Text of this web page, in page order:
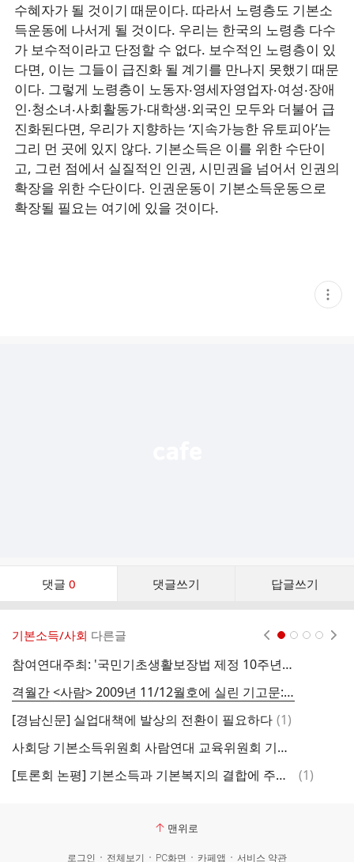
수혜자가 될 것이기 때문이다. 따라서 노령층도 기본소
득운동에 나서게 될 것이다. 우리는 한국의 노령층 다수
가 보수적이라고 단정할 수 없다. 보수적인 노령층이 있
다면, 이는 그들이 급진화 될 계기를 만나지 못했기 때문
이다. 그렇게 노령층이 노동자‧영세자영업자‧여성‧장애
인‧청소녀‧사회활동가‧대학생‧외국인 모두와 더불어 급
진화된다면, 우리가 지향하는 ‘지속가능한 유토피아’는
그리 먼 곳에 있지 않다. 기본소득은 이를 위한 수단이
고, 그런 점에서 실질적인 인권, 시민권을 넘어서 인권의
확장을 위한 수단이다. 인권운동이 기본소득운동으로
확장될 필요는 여기에 있을 것이다.
현
재
댓글 0 댓글쓰기 답글쓰기
댓
기본소득/사회 다른글
참여연대주최: '국민기초생활보장법 제정 10주년 토론회' 논평문 (2009.9.3)
격월간 <사람> 2009년 11/12월호에 실린 기고문: '한국형 기본소득과 인권운동의 확장'
[경남신문] 실업대책에 발상의 전환이 필요하다 댓
(1)
사회당 기본소득위원회 사람연대 교육위원회 기본소득 소책자 발행
[토론회 논평] 기본소득과 기본복지의 결합에 주목해야
댓
(1)
맨위로
로그인 전체보기 PC화면 카페앱 서비스 약관